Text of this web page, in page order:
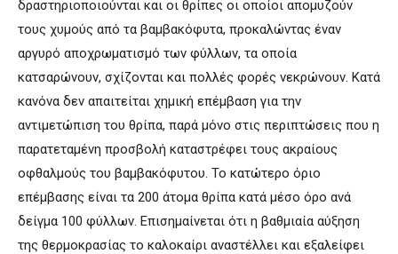
δραστηριοποιούνται και οι θρίπες οι οποίοι απομυζούν
τους χυμούς από τα βαμβακόφυτα, προκαλώντας έναν
αργυρό αποχρωματισμό των φύλλων, τα οποία
κατσαρώνουν, σχίζονται και πολλές φορές νεκρώνουν. Κατά
κανόνα δεν απαιτείται χημική επέμβαση για την
αντιμετώπιση του θρίπα, παρά μόνο στις περιπτώσεις που η
παρατεταμένη προσβολή καταστρέφει τους ακραίους
οφθαλμούς του βαμβακόφυτου. Το κατώτερο όριο
επέμβασης είναι τα 200 άτομα θρίπα κατά μέσο όρο ανά
δείγμα 100 φύλλων. Επισημαίνεται ότι η βαθμιαία αύξηση
της θερμοκρασίας το καλοκαίρι αναστέλλει και εξαλείφει